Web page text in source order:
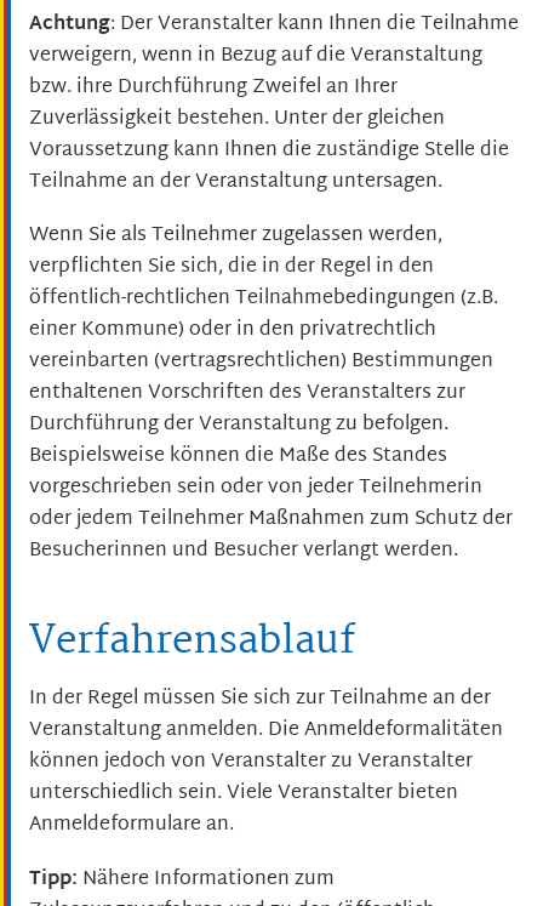
Achtung: Der Veranstalter kann Ihnen die Teilnahme
verweigern, wenn in Bezug auf die Veranstaltung
bzw. ihre Durchführung Zweifel an Ihrer
Zuverlässigkeit bestehen. Unter der gleichen
Voraussetzung kann Ihnen die zuständige Stelle die
Teilnahme an der Veranstaltung untersagen.
Wenn Sie als Teilnehmer zugelassen werden,
verpflichten Sie sich, die in der Regel in den
öffentlich-rechtlichen Teilnahmebedingungen (z.B.
einer Kommune) oder in den privatrechtlich
vereinbarten (vertragsrechtlichen) Bestimmungen
enthaltenen Vorschriften des Veranstalters zur
Durchführung der Veranstaltung zu befolgen.
Beispielsweise können die Maße des Standes
vorgeschrieben sein oder von jeder Teilnehmerin
oder jedem Teilnehmer Maßnahmen zum Schutz der
Besucherinnen und Besucher verlangt werden.
Verfahrensablauf
In der Regel müssen Sie sich zur Teilnahme an der
Veranstaltung anmelden. Die Anmeldeformalitäten
können jedoch von Veranstalter zu Veranstalter
unterschiedlich sein. Viele Veranstalter bieten
Anmeldeformulare an.
Tipp: Nähere Informationen zum